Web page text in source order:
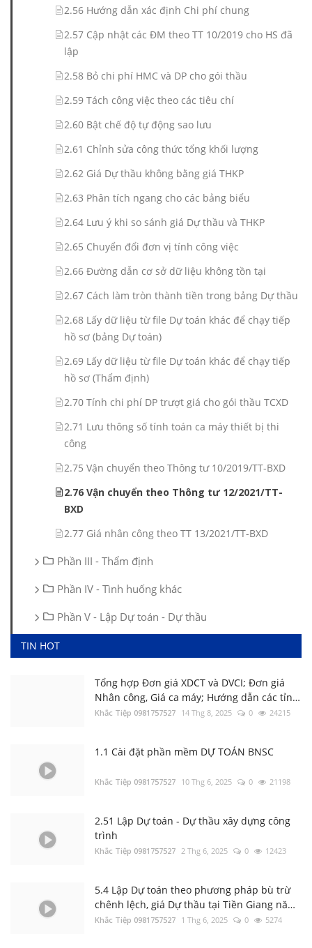
2.56 Hướng dẫn xác định Chi phí chung
2.57 Cập nhật các ĐM theo TT 10/2019 cho HS đã
lập
2.58 Bỏ chi phí HMC và DP cho gói thầu
2.59 Tách công việc theo các tiêu chí
2.60 Bật chế độ tự động sao lưu
2.61 Chỉnh sửa công thức tổng khối lượng
2.62 Giá Dự thầu không bằng giá THKP
2.63 Phân tích ngang cho các bảng biểu
2.64 Lưu ý khi so sánh giá Dự thầu và THKP
2.65 Chuyển đổi đơn vị tính công việc
2.66 Đường dẫn cơ sở dữ liệu không tồn tại
2.67 Cách làm tròn thành tiền trong bảng Dự thầu
2.68 Lấy dữ liệu từ file Dự toán khác để chạy tiếp
hồ sơ (bảng Dự toán)
2.69 Lấy dữ liệu từ file Dự toán khác để chạy tiếp
hồ sơ (Thẩm định)
2.70 Tính chi phí DP trượt giá cho gói thầu TCXD
2.71 Lưu thông số tính toán ca máy thiết bị thi
công
2.75 Vận chuyển theo Thông tư 10/2019/TT-BXD
2.76 Vận chuyển theo Thông tư 12/2021/TT-
BXD
2.77 Giá nhân công theo TT 13/2021/TT-BXD
Phần III - Thẩm định
Phần IV - Tình huống khác
Phần V - Lập Dự toán - Dự thầu
TIN HOT
Tổng hợp Đơn giá XDCT và DVCI; Đơn giá
Nhân công, Giá ca máy; Hướng dẫn các tỉnh
thành
Khắc Tiệp 0981757527 14 Thg 8, 2025 0 24215
1.1 Cài đặt phần mềm DỰ TOÁN BNSC
Khắc Tiệp 0981757527 10 Thg 6, 2025 0 21198
2.51 Lập Dự toán - Dự thầu xây dựng công
trình
Khắc Tiệp 0981757527 2 Thg 6, 2025 0 12423
5.4 Lập Dự toán theo phương pháp bù trừ
chênh lệch, giá Dự thầu tại Tiền Giang năm
2023
Khắc Tiệp 0981757527 1 Thg 6, 2025 0 5274
2.56 Hướng dẫn xác định Chi phí chung
trên DỰ TOÁN BNSC
áp dụng từ ngày 01/1/2024
Tổng hợp Thông báo giá Vật liệu xây dựng
các tỉnh thành
Nghị định 206/2026/NĐ-CP về quản lý chi
phí đầu tư xây dựng